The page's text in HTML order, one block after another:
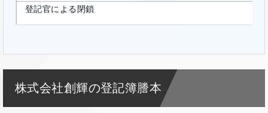
登記官による閉鎖
株式会社創輝の登記簿謄本